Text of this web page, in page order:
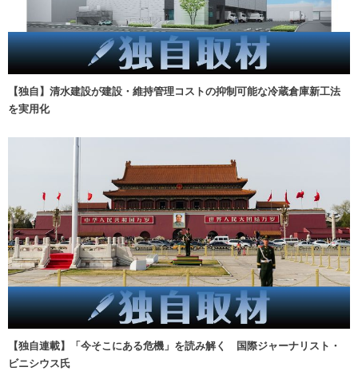
【独自】清水建設が建設・維持管理コストの抑制可能な冷蔵倉庫新工法
を実用化
【独自連載】「今そこにある危機」を読み解く 国際ジャーナリスト・
ビニシウス氏